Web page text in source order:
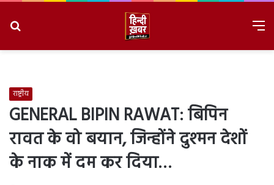
राष्ट्रीय
GENERAL BIPIN RAWAT: बिपिन
रावत के वो बयान, जिन्होंने दुश्मन देशों
के नाक में दम कर दिया…